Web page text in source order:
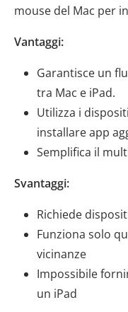
mouse del Mac per
Vantaggi:
Garantisce un
tra Mac e iPad.
Utilizza i
installare app
Semplifica il
Svantaggi:
Richiede
Funziona solo
vicinanze
Impossibile
un iPad